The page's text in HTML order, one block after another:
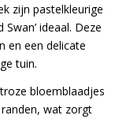
zijn pastelkleurige
Swan’ ideaal. Deze
en een delicate
tuin.
bloemblaadjes
wat zorgt